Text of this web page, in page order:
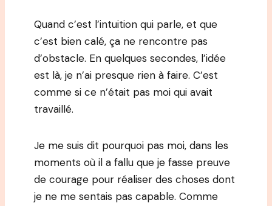
Quand c’est l’intuition qui parle, et que
c’est bien calé, ça ne rencontre pas
d’obstacle. En quelques secondes, l’idée
est là, je n’ai presque rien à faire. C’est
comme si ce n’était pas moi qui avait
travaillé.
Je me suis dit pourquoi pas moi, dans les
moments où il a fallu que je fasse preuve
de courage pour réaliser des choses dont
je ne me sentais pas capable. Comme